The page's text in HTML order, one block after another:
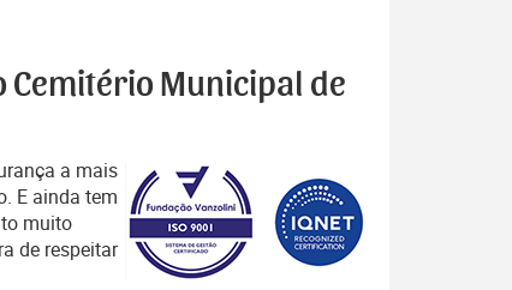
Municipal de
a mais
E ainda tem
muito
de respeitar